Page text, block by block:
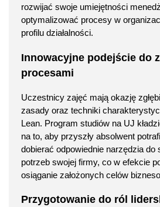
rozwijać swoje umiejętności
optymalizować procesy w
profilu działalności.
Innowacyjne podejście do
procesami
Uczestnicy zajęć mają okazję
zasady oraz techniki
Lean. Program studiów na UJ
na to, aby przyszły absolwent
dobierać odpowiednie narzędzia do
potrzeb swojej firmy, co w efekcie
osiąganie założonych celów
Przygotowanie do ról